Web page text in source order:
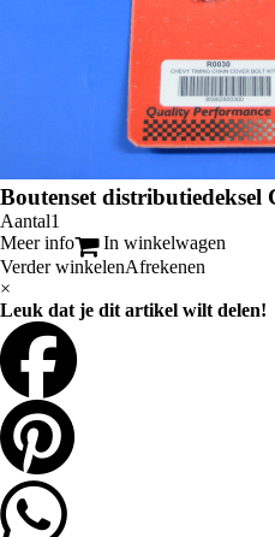
Boutenset
Aantal
Meer info
In winkelwagen
Verder winkelenAfrekenen
×
Leuk dat je dit artikel wilt delen!